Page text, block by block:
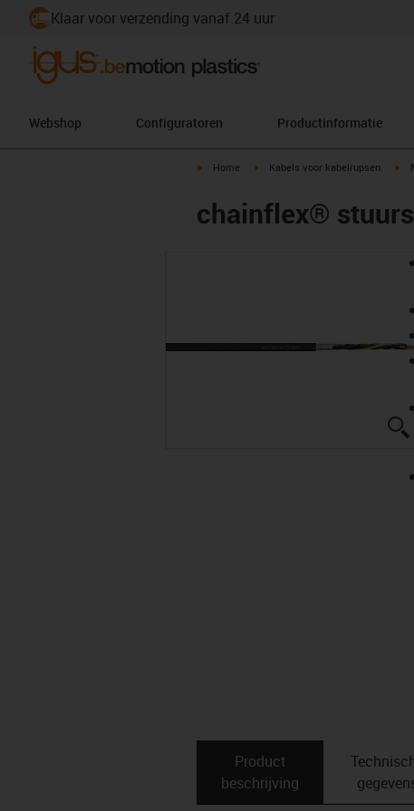
Klaar voor verzending vanaf 24 uur
Webshop Configuratoren Productinformatie
igus-icon-arrow-right
Home igus-icon-arrow-right
Kabels voor kabelrupsen
chainflex®
Product
beschrijving